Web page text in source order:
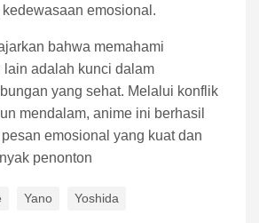
emosional.
bahwa memahami
lain adalah kunci dalam
yang sehat. Melalui konflik
mendalam, anime ini berhasil
emosional yang kuat dan
penonton
Yano Yoshida